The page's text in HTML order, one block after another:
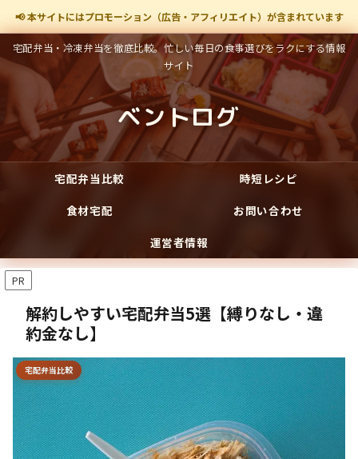
📢 本サイトにはプロモーション（広告・アフィリエイト）が含まれています
宅配弁当・冷凍弁当を徹底比較。忙しい毎日の食事選びをラクにする情報
サイト
ベントログ
宅配弁当比較
時短レシピ
食材宅配
お問い合わせ
運営者情報
PR
解約しやすい宅配弁当5選【縛りなし・違
約金なし】
宅配弁当比較